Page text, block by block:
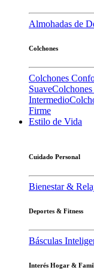
Almohadas de
Colchones
Colchones
Suave
Intermedio
Firme
Estilo de Vida
Cuidado Personal
Bienestar &
Deportes & Fitness
Básculas
Interés Hogar &